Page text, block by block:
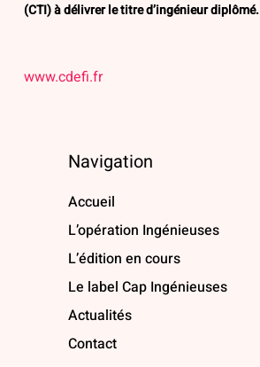
(CTI) à délivrer le titre d’ingénieur diplômé.
www.cdefi.fr
Navigation
Accueil
L’opération Ingénieuses
L’édition en cours
Le label Cap Ingénieuses
Actualités
Contact